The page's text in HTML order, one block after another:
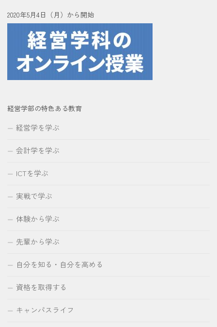
2020年5月4日（月）から開始
経営学部の特色ある教育
経営学を学ぶ
会計学を学ぶ
ICTを学ぶ
実戦で学ぶ
体験から学ぶ
先輩から学ぶ
自分を知る・自分を高める
資格を取得する
キャンパスライフ